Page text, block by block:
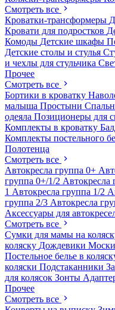
Смотреть все
Кроватки-трансформеры
Кровати для подростков
Комоды Детские шкафы
Детские столы и стулья
и чехлы для стульчика
Прочее
Смотреть все
Бортики в кроватку
малыша Простыни
одеяла Позиционеры для
Комплекты в кроватку
Комплекты постельного
Полотенца
Смотреть все
Автокресла группа 0+
группа 0+/1/2 Автокресла
1 Автокресла группа 1/2
группа 2/3 Автокресла
Аксессуары для
Смотреть все
Сумки для мамы на
коляску Дождевики
Постельное белье в
коляски Подстаканники
для колясок Зонты
Прочее
Смотреть все